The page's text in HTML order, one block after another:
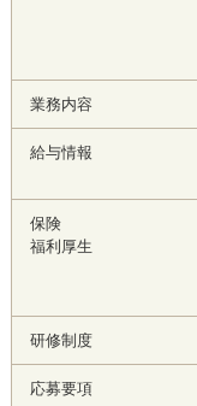
業務内容
給与情報
保険
福利厚生
研修制度
応募要項